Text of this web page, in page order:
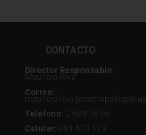
CONTACTO
Director Responsable:
Mauricio Riva
Correo:
mauricio.riva@metropolitano.uy
Teléfono: 2 698 78 66
Celular: 091 673 129